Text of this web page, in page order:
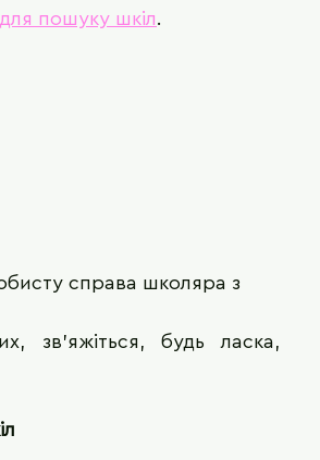
пошуку шкіл.
справа школяра з
зв'яжіться, будь ласка,